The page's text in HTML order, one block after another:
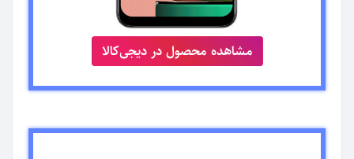
مشاهده محصول در دیجی‌کالا